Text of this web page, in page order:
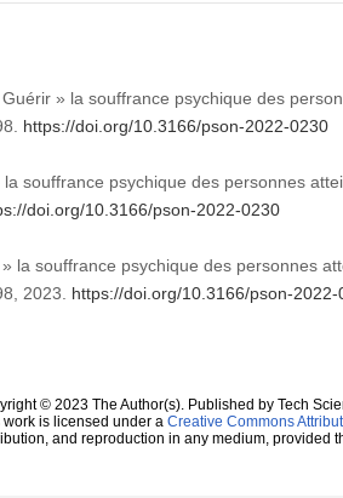
» la souffrance psychique des
https://doi.org/10.3166/pson-2022-0230
souffrance psychique des personnes
doi.org/10.3166/pson-2022-0230
la souffrance psychique des personnes
2023. https://doi.org/10.3166/pson-2022-
© 2023 The Author(s). Published by Tech
work is licensed under a Creative Commons
and reproduction in any medium, provided